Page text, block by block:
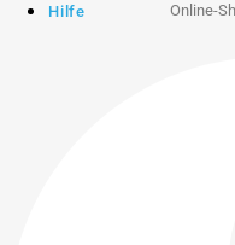
Hilfe
Online-